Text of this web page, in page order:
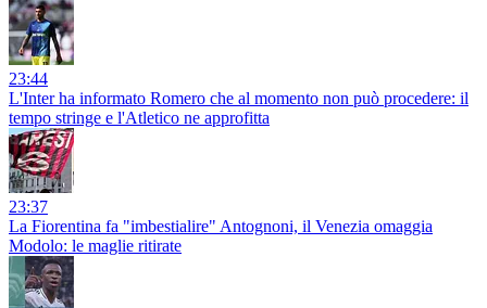
23:44
L'Inter ha informato Romero che al momento non può procedere: il
tempo stringe e l'Atletico ne approfitta
23:37
La Fiorentina fa "imbestialire" Antognoni, il Venezia omaggia
Modolo: le maglie ritirate